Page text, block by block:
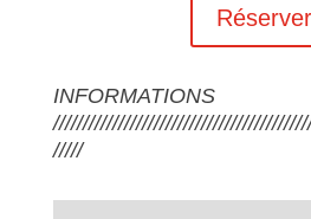
Réserver
INFORMATIONS
/////